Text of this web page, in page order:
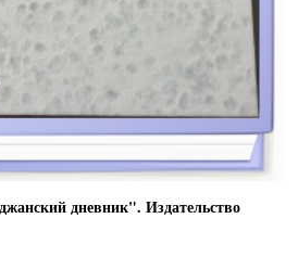
дневник". Издательство